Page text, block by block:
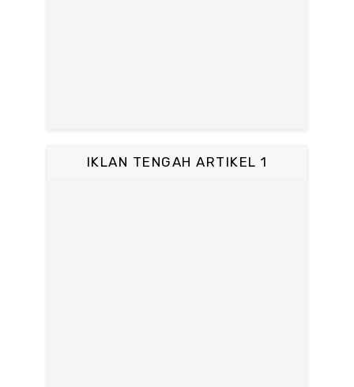
IKLAN TENGAH ARTIKEL 1